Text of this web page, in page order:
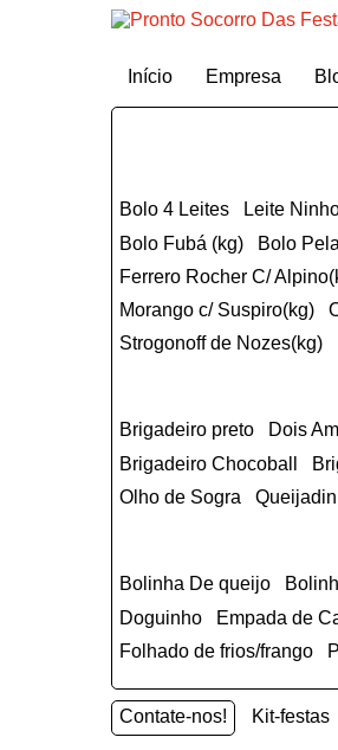
Início Empresa
Bolo 4 Leites Leite
Bolo Fubá (kg)
Bolo
ferrero Rocher C/
Morango c/ Suspiro(kg)
Strogonoff de Nozes(kg)
Brigadeiro preto Dois
Brigadeiro Chocoball
Olho de Sogra
Bolinha De queijo
Doguinho
Empada de
Folhado de frios/frango
Contate-nos! Kit-festas